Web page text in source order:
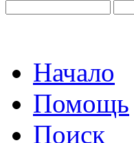
Начало
Помощь
Поиск